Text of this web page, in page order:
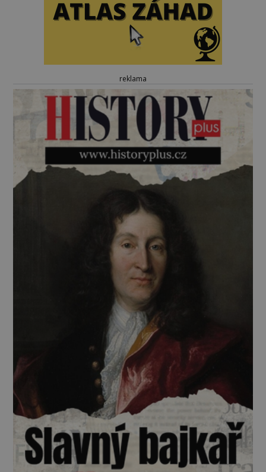
reklama